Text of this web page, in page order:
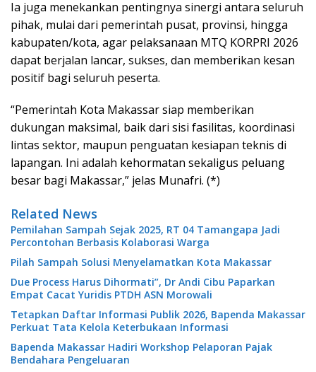
Ia juga menekankan pentingnya sinergi antara seluruh
pihak, mulai dari pemerintah pusat, provinsi, hingga
kabupaten/kota, agar pelaksanaan MTQ KORPRI 2026
dapat berjalan lancar, sukses, dan memberikan kesan
positif bagi seluruh peserta.
“Pemerintah Kota Makassar siap memberikan
dukungan maksimal, baik dari sisi fasilitas, koordinasi
lintas sektor, maupun penguatan kesiapan teknis di
lapangan. Ini adalah kehormatan sekaligus peluang
besar bagi Makassar,” jelas Munafri. (*)
Related News
Pemilahan Sampah Sejak 2025, RT 04 Tamangapa Jadi
Percontohan Berbasis Kolaborasi Warga
Pilah Sampah Solusi Menyelamatkan Kota Makassar
Due Process Harus Dihormati”, Dr Andi Cibu Paparkan
Empat Cacat Yuridis PTDH ASN Morowali
Tetapkan Daftar Informasi Publik 2026, Bapenda Makassar
Perkuat Tata Kelola Keterbukaan Informasi
Bapenda Makassar Hadiri Workshop Pelaporan Pajak
Bendahara Pengeluaran